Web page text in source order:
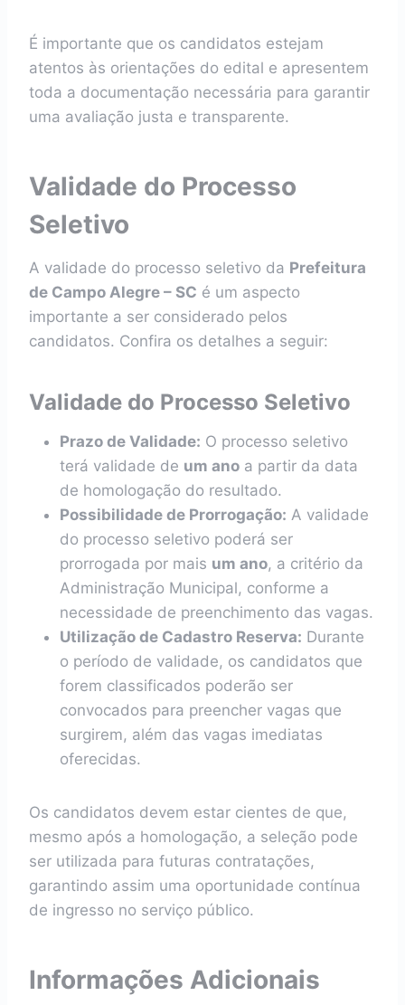
É importante que os candidatos estejam
atentos às orientações do edital e apresentem
toda a documentação necessária para garantir
uma avaliação justa e transparente.
Validade do Processo
Seletivo
A validade do processo seletivo da Prefeitura
de Campo Alegre – SC é um aspecto
importante a ser considerado pelos
candidatos. Confira os detalhes a seguir:
Validade do Processo Seletivo
Prazo de Validade: O processo seletivo
terá validade de um ano a partir da data
de homologação do resultado.
Possibilidade de Prorrogação: A validade
do processo seletivo poderá ser
prorrogada por mais um ano, a critério da
Administração Municipal, conforme a
necessidade de preenchimento das vagas.
Utilização de Cadastro Reserva: Durante
o período de validade, os candidatos que
forem classificados poderão ser
convocados para preencher vagas que
surgirem, além das vagas imediatas
oferecidas.
Os candidatos devem estar cientes de que,
mesmo após a homologação, a seleção pode
ser utilizada para futuras contratações,
garantindo assim uma oportunidade contínua
de ingresso no serviço público.
Informações Adicionais